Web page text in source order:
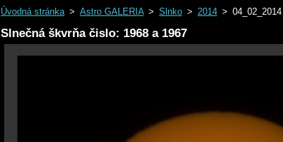
Úvodná stránka > Astro GALERIA > Slnko > 2014 > 04_02_2014
Slnečná škvrňa čislo: 1968 a 1967